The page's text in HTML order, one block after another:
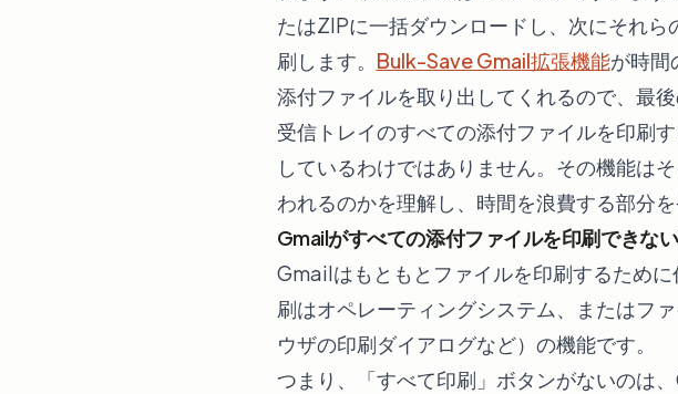
たはZIPに一括ダウンロードし、次にそれ
刷します。 Bulk-Save Gmail拡張機能が時間
添付ファイルを取り出してくれるので、最
受信トレイのすべての添付ファイルを印刷
しているわけではありません。その機能は
われるのかを理解し、時間を浪費する部分
Gmailがすべての添付ファイルを印刷できな
Gmailはもともとファイルを印刷するため
刷はオペレーティングシステム、またはフ
ウザの印刷ダイアログなど）の機能です。
つまり、「すべて印刷」ボタンがないのは